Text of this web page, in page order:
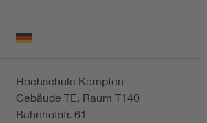
Hochschule Kempten
Gebäude TE, Raum T140
Bahnhofstr. 61